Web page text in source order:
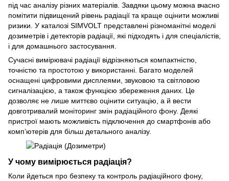
під час аналізу різних матеріалів. Завдяки цьому можна вчасно
помітити підвищений рівень радіації та краще оцінити можливі
ризики. У каталозі SIMVOLT представлені різноманітні моделі
дозиметрів і детекторів радіації, які підходять і для спеціалістів,
і для домашнього застосування.
Сучасні вимірювачі радіації відрізняються компактністю,
точністю та простотою у використанні. Багато моделей
оснащені цифровими дисплеями, звуковою та світловою
сигналізацією, а також функцією збереження даних. Це
дозволяє не лише миттєво оцінити ситуацію, а й вести
довготривалий моніторинг змін радіаційного фону. Деякі
пристрої мають можливість підключення до смартфонів або
комп’ютерів для більш детального аналізу.
У чому вимірюється радіація?
Коли йдеться про безпеку та контроль радіаційного фону,